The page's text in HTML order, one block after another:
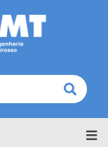
Buscar